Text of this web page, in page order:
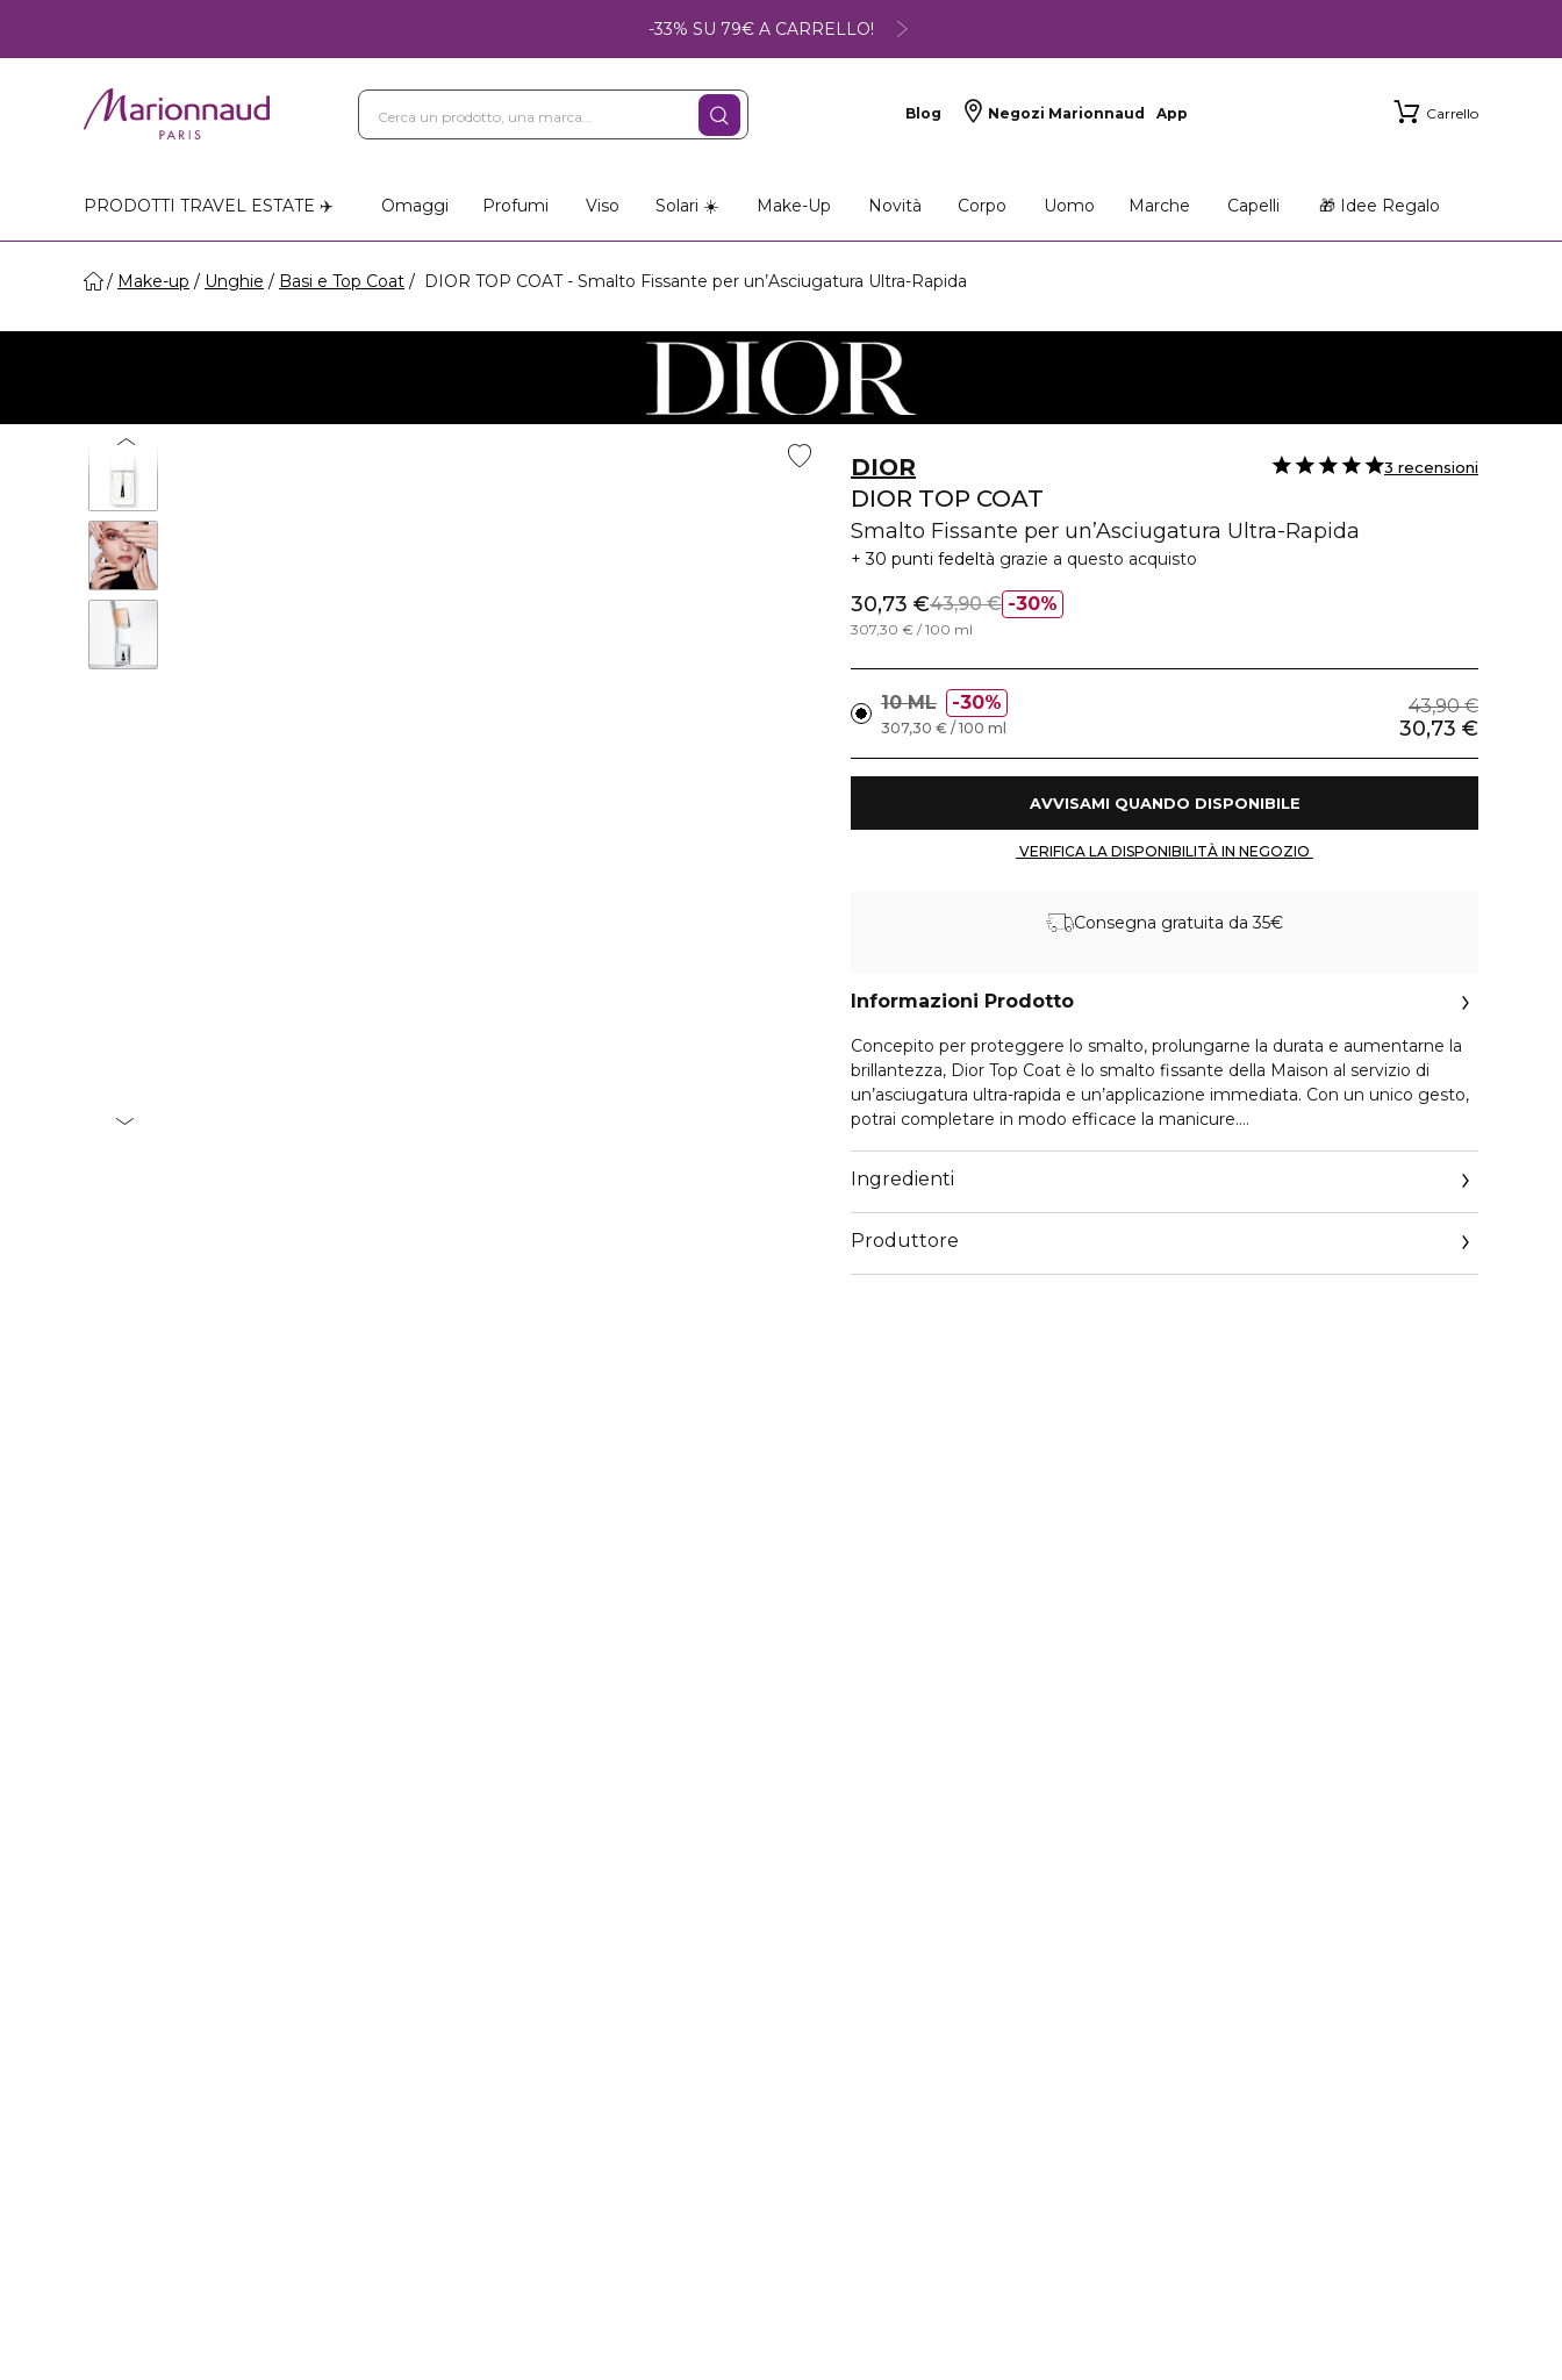
-33% SU 79€ A CARRELLO!
Blog Negozi Marionnaud App Carrello
PRODOTTI TRAVEL ESTATE ✈️ Omaggi Profumi Viso Solari ☀️ Make-Up Novità Corpo Uomo Marche Capelli 🎁 Idee Regalo
Make-up Unghie Basi e Top Coat DIOR TOP COAT - Smalto Fissante per un’Asciugatura Ultra-Rapida
DIOR
DIOR TOP COAT
Smalto Fissante per un’Asciugatura Ultra-Rapida
3 recensioni
30 punti fedeltà grazie a questo acquisto
30%
30,73 €43,90 €
307,30 € / 100 ml
10 ML 30% 43,90 €
30,73 €
307,30 € / 100 ml
Consegna gratuita da 35€
Informazioni Prodotto
Concepito per proteggere lo smalto, prolungarne la durata e aumentarne la
brillantezza, Dior Top Coat è lo smalto fissante della Maison al servizio di
un’asciugatura ultra-rapida e un’applicazione immediata. Con un unico gesto,
potrai completare in modo efficace la manicure.
Dior Top Coat è fatto per essere applicato dopo lo smalto.
Ingredienti
Produttore